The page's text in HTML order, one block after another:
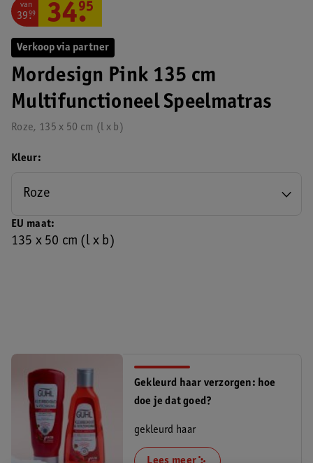
Verkoop via partner
Mordesign Pink 135 cm
Multifunctioneel Speelmatras
Roze, 135 x 50 cm (l x b)
van
39.
99 34.
95
EU maat
135 x 50 cm (l x b)
Kleur
Roze
Gekleurd haar verzorgen: hoe
doe je dat goed?
gekleurd haar